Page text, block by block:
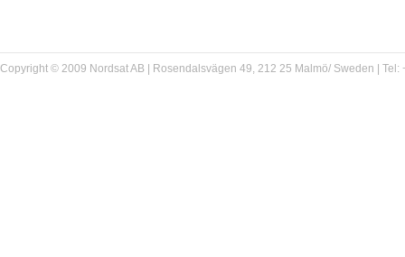
Copyright © 2009 Nordsat AB | Rosendalsvägen 49, 212 25 Malmö/ Sweden |